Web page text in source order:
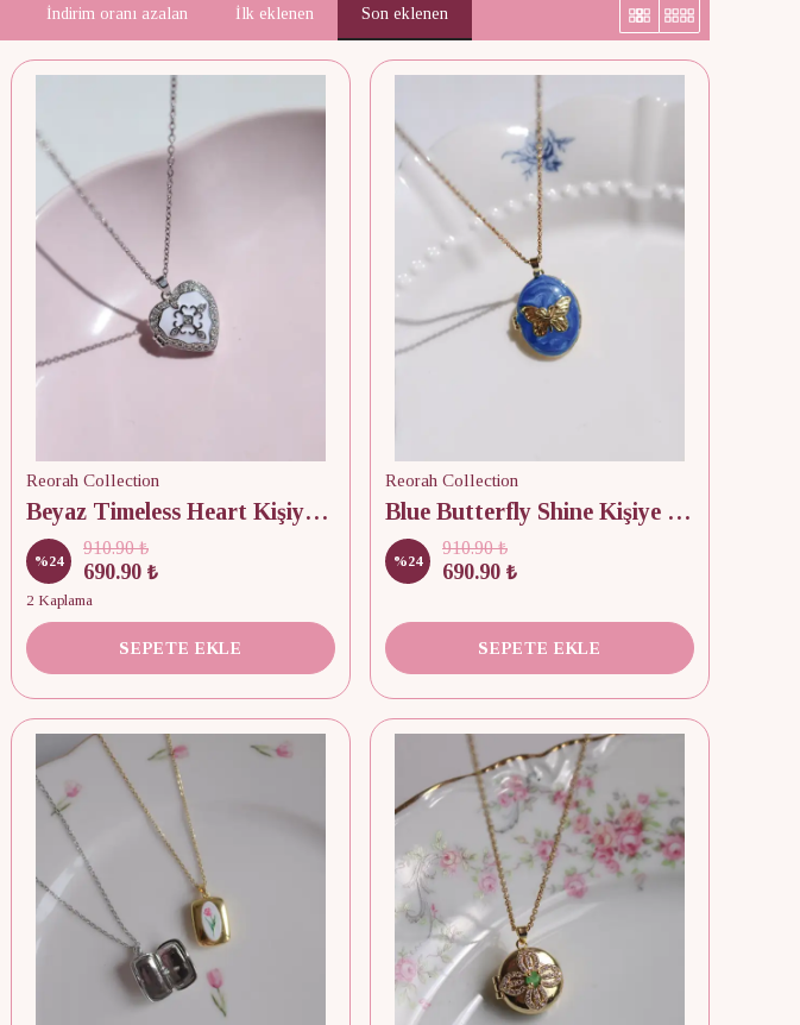
İndirim oranı azalan İlk eklenen Son eklenen
Reorah Collection
Beyaz Timeless Heart Kişiye Özel Fotoğraflı Kapaklı Kolye
%24
910.90 ₺
690.90 ₺
2 Kaplama
SEPETE EKLE
Reorah Collection
Blue Butterfly Shine Kişiye Özel Fotoğraflı Kapaklı Kolye
%24
910.90 ₺
690.90 ₺
SEPETE EKLE